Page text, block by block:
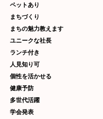
ペットあり
まちづくり
まちの魅力教えます
ユニークな社長
ランチ付き
人見知り可
個性を活かせる
健康予防
多世代活躍
学会発表